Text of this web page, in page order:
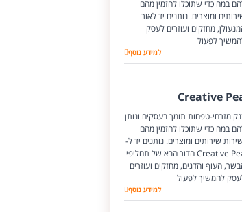
במה כדי שתוכלו להזמין מהם
ומוצרים. נותנים יד לאור
מחזקים ועוזרים לעסק
לפעול
אור המנעולןלמידע נוסף
Creative
מזרחי-טפחות תומך בעסקים ונותן
במה כדי שתוכלו להזמין מהם
שירותים ומוצרים. נותנים יד ל-
Creative Pea הדור הבא של תחליפי
העוף והדגים, מחזקים ועוזרים
להמשיך לפעול
Creative Peaלמידע נוסף